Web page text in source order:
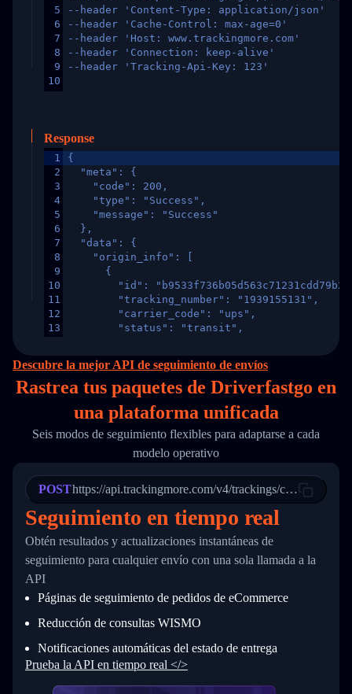
5
6
7
8
9
10
--header 'Content-Type: application/json'
--header 'Cache-Control: max-age=0'
--header 'Host: www.trackingmore.com'
--header 'Connection: keep-alive'
--header 'Tracking-Api-Key: 123'
Response
1
2
3
4
5
6
7
8
9
10
11
12
13
16
17
21
24
26
27
28
29
32
34
{
  "meta": {
    "code": 200,
    "type": "Success",
    "message": "Success"
  },
  "data": {
    "origin_info": [
      {
"id":
        "tracking_number": "1939155131",
        "carrier_code": "ups",
        "status": "transit",
        "itemTimeLength": 2,
        "weblink": "",
        "phone": null,
        "trackinfo": [
          {
            "Date": "2017-03-08 04: 22: 00",
"StatusDescription": "Departed
          },
          {
            "Date": "2017-03-06 15:28:00",
"StatusDescription": "Shipment
"Details": "BEIJING-
          }
        ]
    ]
}
Descubre la mejor API de seguimiento de envíos
Rastrea tus paquetes de Driverfastgo en
una plataforma unificada
Seis modos de seguimiento flexibles para adaptarse a cada
modelo operativo
POSThttps://api.trackingmore.com/v4/trackings/create
Seguimiento en tiempo real
Obtén resultados y actualizaciones instantáneas de
seguimiento para cualquier envío con una sola llamada a la
API
Páginas de seguimiento de pedidos de eCommerce
Reducción de consultas WISMO
Notificaciones automáticas del estado de entrega
Prueba la API en tiempo real </>